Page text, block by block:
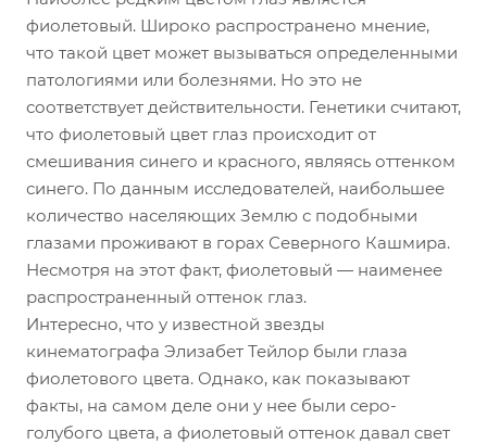
фиолетовый. Широко распространено мнение,
что такой цвет может вызываться определенными
патологиями или болезнями. Но это не
соответствует действительности. Генетики считают,
что фиолетовый цвет глаз происходит от
смешивания синего и красного, являясь оттенком
синего. По данным исследователей, наибольшее
количество населяющих Землю с подобными
глазами проживают в горах Северного Кашмира.
Несмотря на этот факт, фиолетовый — наименее
распространенный оттенок глаз.
Интересно, что у известной звезды
кинематографа Элизабет Тейлор были глаза
фиолетового цвета. Однако, как показывают
факты, на самом деле они у нее были серо-
голубого цвета, а фиолетовый оттенок давал свет